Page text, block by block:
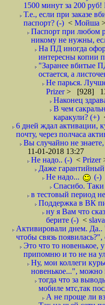
1500 минут за 200 руб!
Т.е., если при заказе
паспорт? (-) < Мойша
Паспорт при любом
никому не нужны,
На ПД иногда
интересны копии
"Заранее вбитые
остается, а
Не парься.
Prizer> [928]
Наконец
В чем
каракули? (+)
6 дней ждал активации,
почту, через полчаса
Вы случайно не
11-01-2018 13:27
Не надо.. (-) < Prizer
Даже гарантийный
Не надо...
(-)
Спасибо. Таки
в тестовый период
Поддержка в ВК
ну я Вам что
берите (-) <
Активировали днем. Да..
чтобы связь
Это что то новенькое,
припомню и то не на
Ну, мои коллеги
новенькое...", можно
тогда что за
мобиле мтс,так
А не проще ли